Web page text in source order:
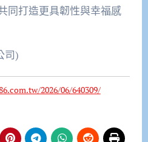
同打造更具韌性與幸福感
司)
2026/06/640309/